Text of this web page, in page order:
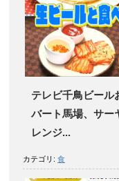
テレビ千鳥ビール
バート馬場、サー
レンジ...
カテゴリ: 食